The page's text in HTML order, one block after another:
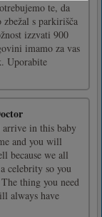
te, da
s parkirišča
izzvati 900
imamo za vas
Uporabite
in this baby
and you will
because we all
celebrity so you
thing you need
always have